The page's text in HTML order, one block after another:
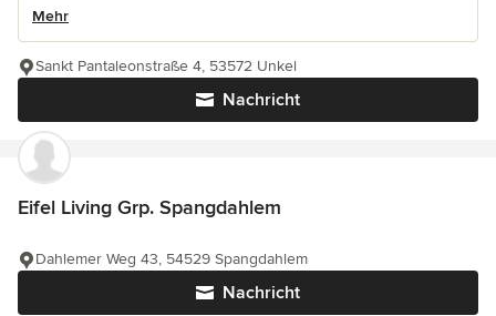
Mehr
Nachricht
Sankt Pantaleonstraße 4, 53572 Unkel
Eifel Living Grp. Spangdahlem
Nachricht
Dahlemer Weg 43, 54529 Spangdahlem